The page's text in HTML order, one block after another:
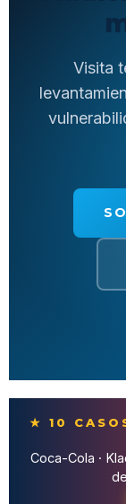
Visita
★ 10
Coca-Cola ·